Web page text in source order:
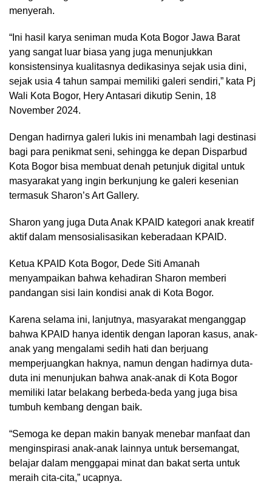
menyerah.
“Ini hasil karya seniman muda Kota Bogor Jawa Barat
yang sangat luar biasa yang juga menunjukkan
konsistensinya kualitasnya dedikasinya sejak usia dini,
sejak usia 4 tahun sampai memiliki galeri sendiri,” kata Pj
Wali Kota Bogor, Hery Antasari dikutip Senin, 18
November 2024.
Dengan hadirnya galeri lukis ini menambah lagi destinasi
bagi para penikmat seni, sehingga ke depan Disparbud
Kota Bogor bisa membuat denah petunjuk digital untuk
masyarakat yang ingin berkunjung ke galeri kesenian
termasuk Sharon’s Art Gallery.
Sharon yang juga Duta Anak KPAID kategori anak kreatif
aktif dalam mensosialisasikan keberadaan KPAID.
Ketua KPAID Kota Bogor, Dede Siti Amanah
menyampaikan bahwa kehadiran Sharon memberi
pandangan sisi lain kondisi anak di Kota Bogor.
Karena selama ini, lanjutnya, masyarakat menganggap
bahwa KPAID hanya identik dengan laporan kasus, anak-
anak yang mengalami sedih hati dan berjuang
memperjuangkan haknya, namun dengan hadirnya duta-
duta ini menunjukan bahwa anak-anak di Kota Bogor
memiliki latar belakang berbeda-beda yang juga bisa
tumbuh kembang dengan baik.
“Semoga ke depan makin banyak menebar manfaat dan
menginspirasi anak-anak lainnya untuk bersemangat,
belajar dalam menggapai minat dan bakat serta untuk
meraih cita-cita,” ucapnya.